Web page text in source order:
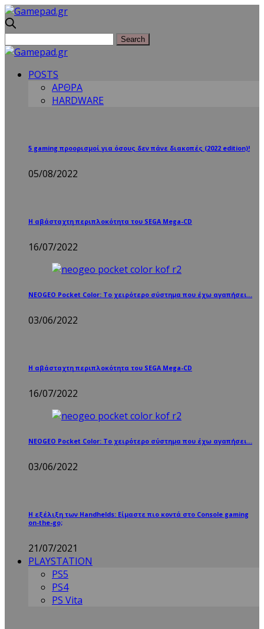
POSTS
ΑΡΘΡΑ
HARDWARE
5 gaming προορισμοί για όσους δεν πάνε διακοπές (2022 edition)!
05/08/2022
Η αβάσταχτη περιπλοκότητα του SEGA Mega-CD
16/07/2022
NEOGEO Pocket Color: Το χειρότερο σύστημα που έχω αγαπήσει…
03/06/2022
Η αβάσταχτη περιπλοκότητα του SEGA Mega-CD
16/07/2022
NEOGEO Pocket Color: Το χειρότερο σύστημα που έχω αγαπήσει…
03/06/2022
Η εξέλιξη των Handhelds: Είμαστε πιο κοντά στο Console gaming
on-the-go;
21/07/2021
PLAYSTATION
PS5
PS4
PS Vita